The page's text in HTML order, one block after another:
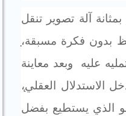
بمثانة آلة تصوير تنقل
بدون فكرة مسبقة،
عليه
وبعد معاينة
الاستدلال العقلي،
هو الذي يستطيع بفضل